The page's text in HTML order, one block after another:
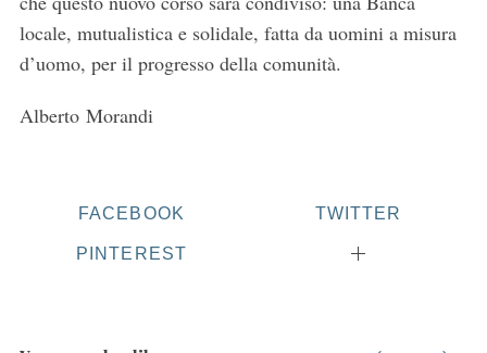
locale, mutualistica e solidale, fatta da uomini a misura
d’uomo, per il progresso della comunità.
Alberto Morandi
FACEBOOK TWITTER
PINTEREST